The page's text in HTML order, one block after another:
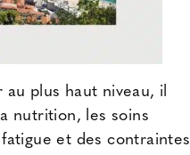
plus haut niveau, il
nutrition, lessoins
et des contraintes